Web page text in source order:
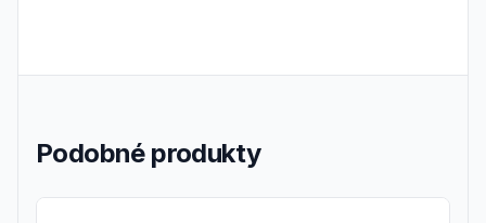
Podobné produkty